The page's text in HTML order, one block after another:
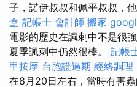
子，諾伊叔叔和佩平叔叔，
盒 記帳士 會計師 搬家
電影的歷史在諷刺中不是很
夏季諷刺中仍然很棒。 記帳
甲按摩 台胞證過期 經絡調理
在8月20日左右，當時有害